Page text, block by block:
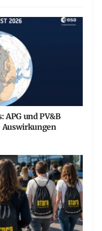
APG und PV&B
Auswirkungen